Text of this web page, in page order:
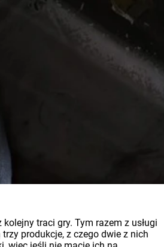
traci gry. Tym razem z usługi
produkcje, z czego dwie z nich